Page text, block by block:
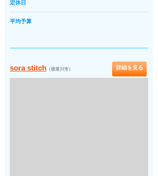
定休日
平均予算
sora stitch （寝屋川市） 詳細を見る